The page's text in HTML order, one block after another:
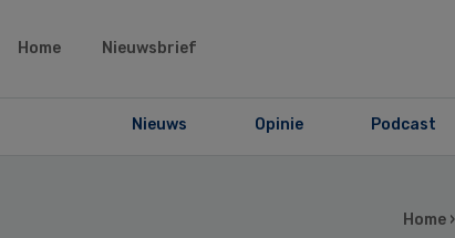
Home Nieuwsbrief
Nieuws Opinie Podcast
Home ›